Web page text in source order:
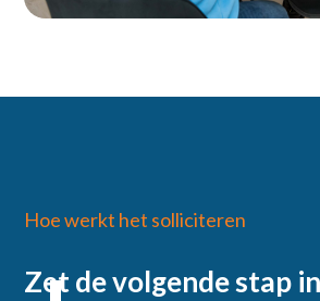
Hoe werkt het solliciteren
Zet de volgende stap